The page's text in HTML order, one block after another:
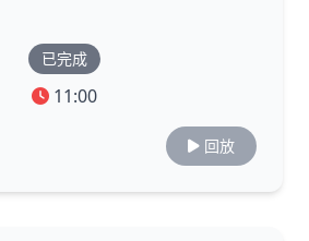
已完成
11:00
回放